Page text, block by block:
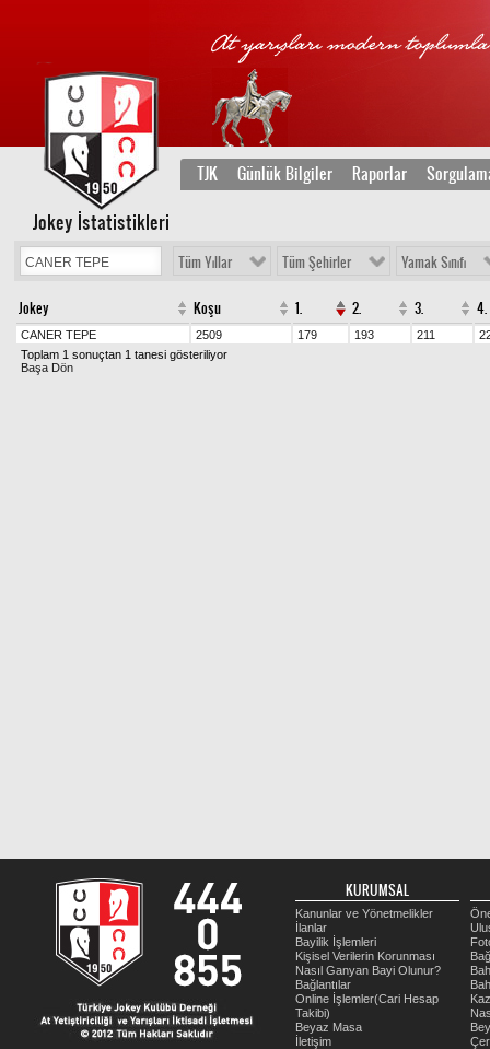
TJK Günlük Bilgiler Raporlar
Jokey İstatistikleri
Tüm Yıllar Tüm Şehirler Yamak Sınıfı
Jokey Koşu 1. 2. 3. 4.
CANER TEPE 2509 179 193 211
Toplam 1 sonuçtan 1 tanesi gösteriliyor
Başa Dön
KURUMSAL
Kanunlar ve Yönetmelikler
İlanlar
Bayilik İşlemleri
Kişisel Verilerin Korunması
Nasıl Ganyan Bayi Olunur?
Bağlantılar
Online İşlemler(Cari Hesap
Takibi)
Beyaz Masa
İletişim